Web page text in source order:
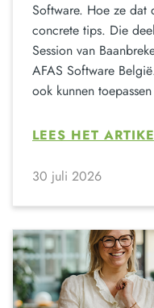
Software. Hoe ze dat
concrete tips. Die
Session van
AFAS Software
ook kunnen
LEES HET
30 juli 2026